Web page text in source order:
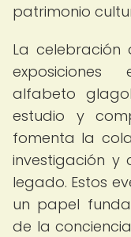
patrimonio
La celebración
alfabeto
estudio y
fomenta la
investigación y
legado. Estos
un papel
de la